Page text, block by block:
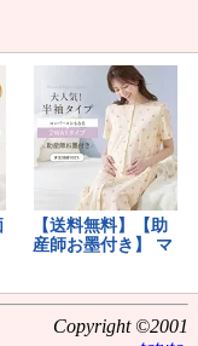
Copyright ©2001